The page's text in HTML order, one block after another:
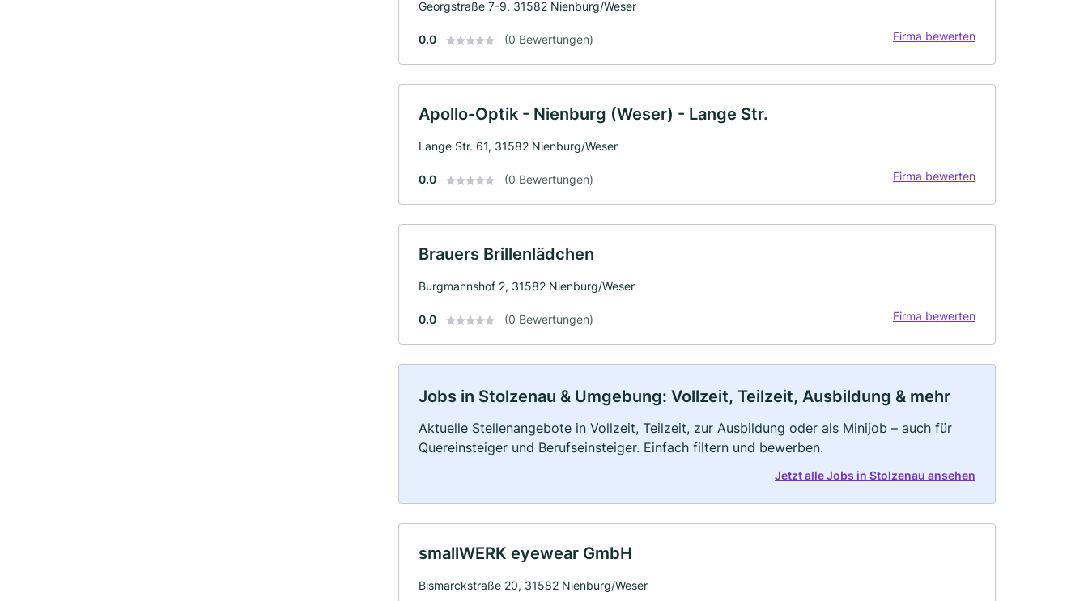
Georgstraße 7-9, 31582 Nienburg/Weser
0.0 (0 Bewertungen) Firma bewerten
Apollo-Optik - Nienburg (Weser) - Lange Str.
Lange Str. 61, 31582 Nienburg/Weser
0.0 (0 Bewertungen) Firma bewerten
Brauers Brillenlädchen
Burgmannshof 2, 31582 Nienburg/Weser
0.0 (0 Bewertungen) Firma bewerten
Jobs in Stolzenau & Umgebung: Vollzeit, Teilzeit, Ausbildung & mehr
Aktuelle Stellenangebote in Vollzeit, Teilzeit, zur Ausbildung oder als Minijob – auch für
Quereinsteiger und Berufseinsteiger. Einfach filtern und bewerben.
Jetzt alle Jobs in Stolzenau ansehen
smallWERK eyewear GmbH
Bismarckstraße 20, 31582 Nienburg/Weser